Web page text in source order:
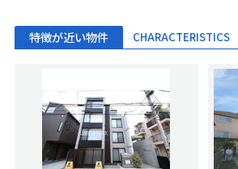
特徴が近い物件 CHARACTERISTICS